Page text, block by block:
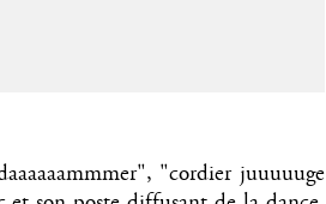
"cordier juuuuuge